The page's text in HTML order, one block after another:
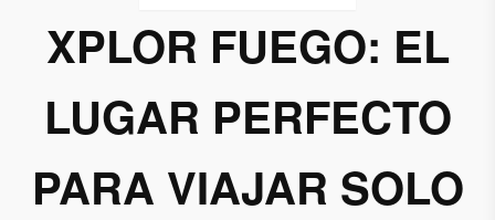
XPLOR FUEGO: EL
LUGAR PERFECTO
PARA VIAJAR SOLO
Xcaret
permiso
para
a esta lista